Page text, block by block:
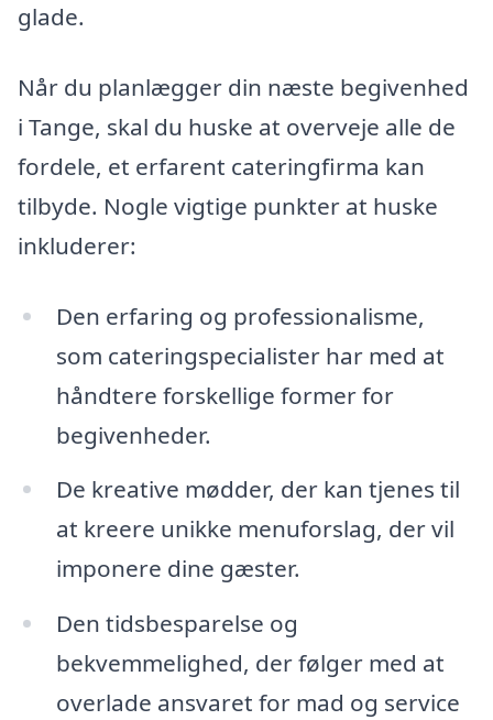
glade.
Når du planlægger din næste begivenhed
i Tange, skal du huske at overveje alle de
fordele, et erfarent cateringfirma kan
tilbyde. Nogle vigtige punkter at huske
inkluderer:
Den erfaring og professionalisme,
som cateringspecialister har med at
håndtere forskellige former for
begivenheder.
De kreative mødder, der kan tjenes til
at kreere unikke menuforslag, der vil
imponere dine gæster.
Den tidsbesparelse og
bekvemmelighed, der følger med at
overlade ansvaret for mad og service